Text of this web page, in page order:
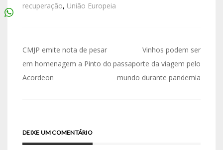
recuperação, União Europeia
CMJP emite nota de pesar
em homenagem a Pinto do
Acordeon
Vinhos podem ser
passaporte da viagem pelo
mundo durante pandemia
DEIXE UM COMENTÁRIO